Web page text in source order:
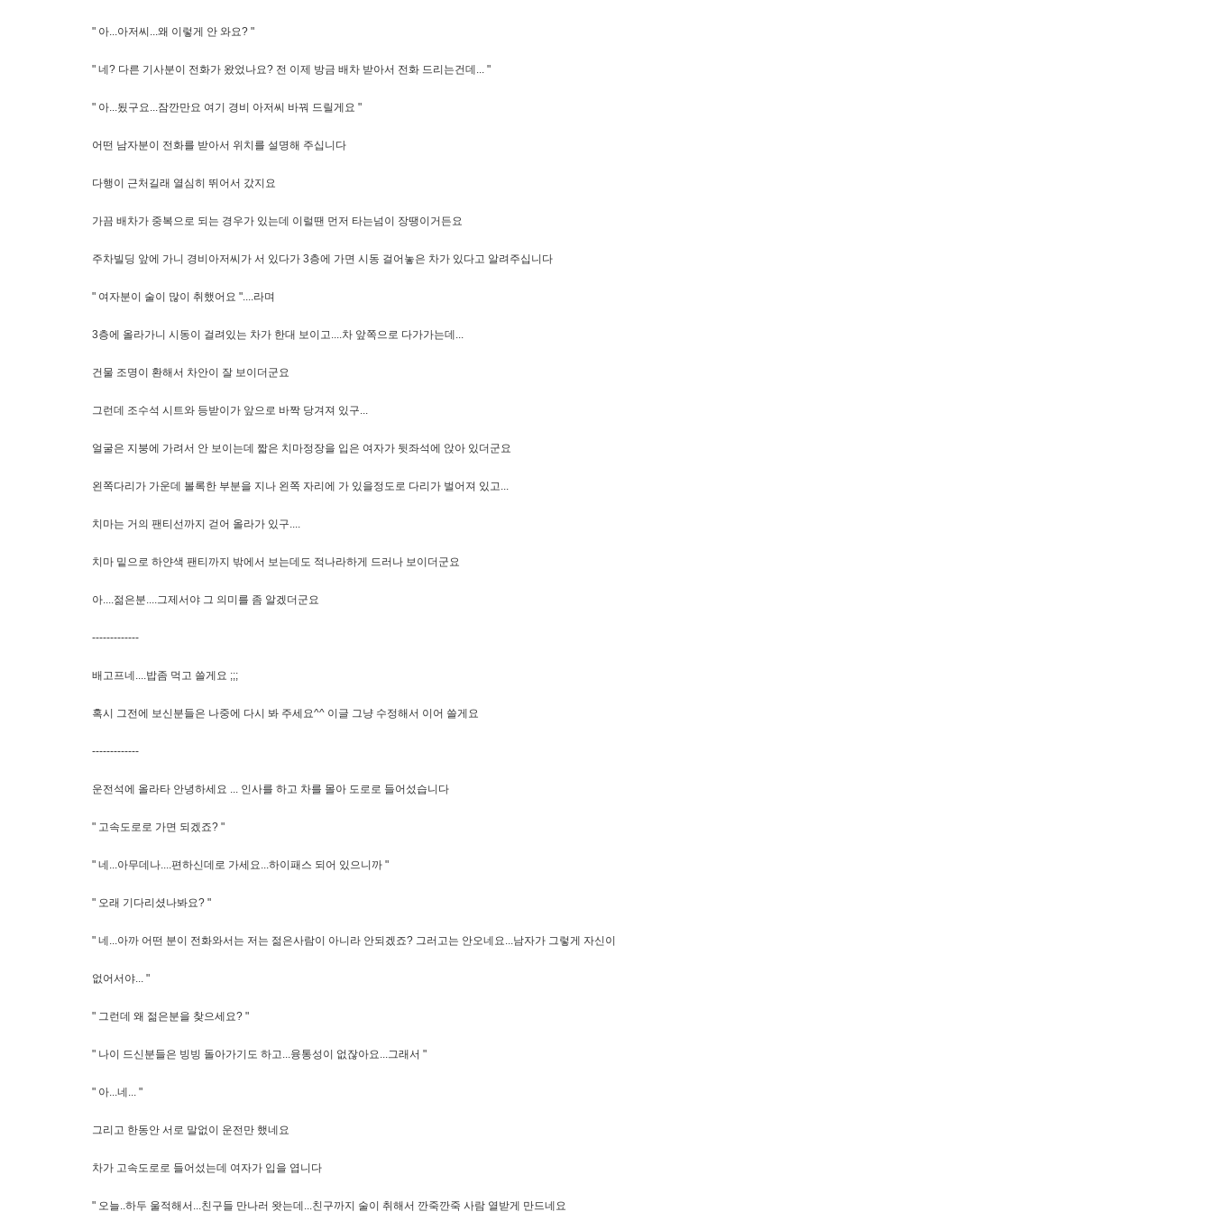
" 아...아저씨...왜 이렇게 안 와요? "
" 네? 다른 기사분이 전화가 왔었나요? 전 이제 방금 배차 받아서 전화 드리는건데... "
" 아...됬구요...잠깐만요 여기 경비 아저씨 바꿔 드릴게요 "
어떤 남자분이 전화를 받아서 위치를 설명해 주십니다
다행이 근처길래 열심히 뛰어서 갔지요
가끔 배차가 중복으로 되는 경우가 있는데 이럴땐 먼저 타는넘이 장땡이거든요
주차빌딩 앞에 가니 경비아저씨가 서 있다가 3층에 가면 시동 걸어놓은 차가 있다고 알려주십니다
" 여자분이 술이 많이 취했어요 "....라며
3층에 올라가니 시동이 걸려있는 차가 한대 보이고....차 앞쪽으로 다가가는데...
건물 조명이 환해서 차안이 잘 보이더군요
그런데 조수석 시트와 등받이가 앞으로 바짝 당겨져 있구...
얼굴은 지붕에 가려서 안 보이는데 짧은 치마정장을 입은 여자가 뒷좌석에 앉아 있더군요
왼쪽다리가 가운데 볼록한 부분을 지나 왼쪽 자리에 가 있을정도로 다리가 벌어져 있고...
치마는 거의 팬티선까지 걷어 올라가 있구....
치마 밑으로 하얀색 팬티까지 밖에서 보는데도 적나라하게 드러나 보이더군요
아....젊은분....그제서야 그 의미를 좀 알겠더군요
-------------
배고프네....밥좀 먹고 쓸게요 ;;;
혹시 그전에 보신분들은 나중에 다시 봐 주세요^^ 이글 그냥 수정해서 이어 쓸게요
-------------
운전석에 올라타 안녕하세요 ... 인사를 하고 차를 몰아 도로로 들어섰습니다
" 고속도로로 가면 되겠죠? "
" 네...아무데나....편하신데로 가세요...하이패스 되어 있으니까 "
" 오래 기다리셨나봐요? "
" 네...아까 어떤 분이 전화와서는 저는 젊은사람이 아니라 안되겠죠? 그러고는 안오네요...남자가 그렇게 자신이
없어서야... "
" 그런데 왜 젊은분을 찾으세요? "
" 나이 드신분들은 빙빙 돌아가기도 하고...융통성이 없잖아요...그래서 "
" 아...네... "
그리고 한동안 서로 말없이 운전만 했네요
차가 고속도로로 들어섰는데 여자가 입을 엽니다
" 오늘..하두 울적해서...친구들 만나러 왓는데...친구까지 술이 취해서 깐죽깐죽 사람 열받게 만드네요